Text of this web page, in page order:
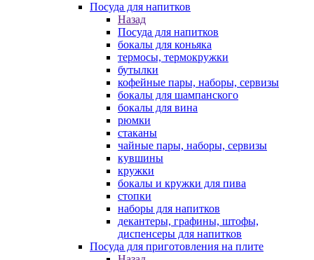
Посуда для напитков
Назад
Посуда для напитков
бокалы для коньяка
термосы, термокружки
бутылки
кофейные пары, наборы, сервизы
бокалы для шампанского
бокалы для вина
рюмки
стаканы
чайные пары, наборы, сервизы
кувшины
кружки
бокалы и кружки для пива
стопки
наборы для напитков
декантеры, графины, штофы,
диспенсеры для напитков
Посуда для приготовления на плите